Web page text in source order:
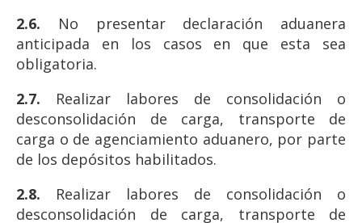
2.6. No presentar declaración aduanera
anticipada en los casos en que esta sea
obligatoria.
2.7. Realizar labores de consolidación o
desconsolidación de carga, transporte de
carga o de agenciamiento aduanero, por parte
de los depósitos habilitados.
2.8. Realizar labores de consolidación o
desconsolidación de carga, transporte de